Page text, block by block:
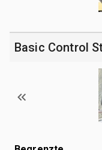
Basic Control